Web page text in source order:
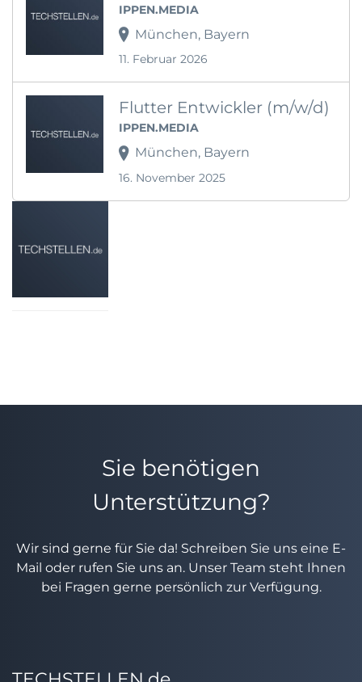
IPPEN.MEDIA
München, Bayern
11. Februar 2026
Flutter Entwickler (m/w/d)
IPPEN.MEDIA
München, Bayern
16. November 2025
Sie benötigen
Unterstützung?
Wir sind gerne für Sie da! Schreiben Sie uns eine E-
Mail oder rufen Sie uns an. Unser Team steht Ihnen
bei Fragen gerne persönlich zur Verfügung.